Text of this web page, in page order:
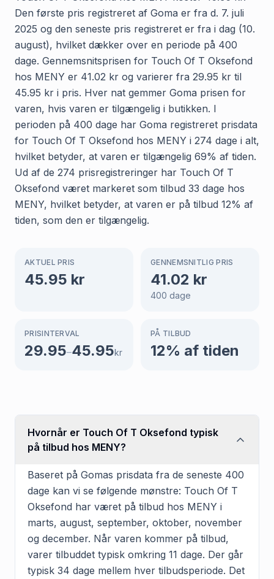
Den første pris registreret af Goma er fra d. 7. juli
2025 og den seneste pris registreret er fra i dag (10.
august), hvilket dækker over en periode på 400
dage. Gennemsnitsprisen for Touch Of T Oksefond
hos MENY er 41.02 kr og varierer fra 29.95 kr til
45.95 kr i pris. Hver nat gemmer Goma prisen for
varen, hvis varen er tilgængelig i butikken. I
perioden på 400 dage har Goma registreret prisdata
for Touch Of T Oksefond hos MENY i 274 dage i alt,
hvilket betyder, at varen er tilgængelig 69% af tiden.
Ud af de 274 prisregistreringer har Touch Of T
Oksefond været markeret som tilbud 33 dage hos
MENY, hvilket betyder, at varen er på tilbud 12% af
tiden, som den er tilgængelig.
AKTUEL PRIS
45.95 kr
GENNEMSNITLIG PRIS
41.02 kr
400 dage
PRISINTERVAL
29.95–45.95kr
PÅ TILBUD
12% af tiden
Hvornår er Touch Of T Oksefond typisk
på tilbud hos MENY?
Baseret på Gomas prisdata fra de seneste 400
dage kan vi se følgende mønstre: Touch Of T
Oksefond har været på tilbud hos MENY i
marts, august, september, oktober, november
og december. Når varen kommer på tilbud,
varer tilbuddet typisk omkring 11 dage. Der går
typisk 34 dage mellem hver tilbudsperiode. Det